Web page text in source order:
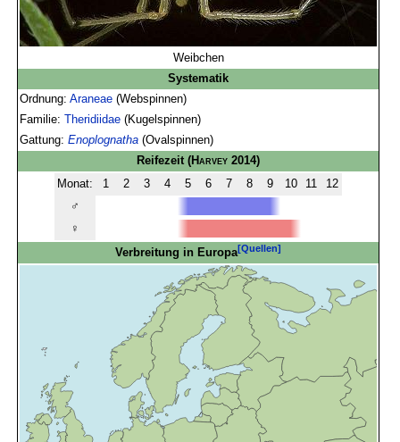
Weibchen
Systematik
Ordnung:Araneae (Webspinnen)
Familie:Theridiidae (Kugelspinnen)
Gattung:Enoplognatha (Ovalspinnen)
Reifezeit(Harvey 2014)
Monat:
1 2 3 4 5 6 7 8 9 10 11
12
♂
♀
Verbreitung in Europa[Quellen]